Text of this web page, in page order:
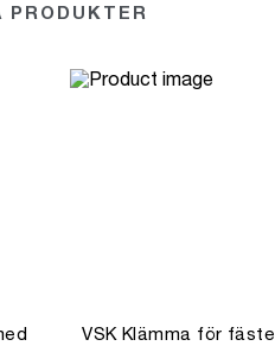
PRODUKTER
VSK Klämma för fäste